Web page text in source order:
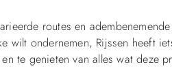
routes en
wilt ondernemen, Rijssen heeft
te genieten van alles wat deze